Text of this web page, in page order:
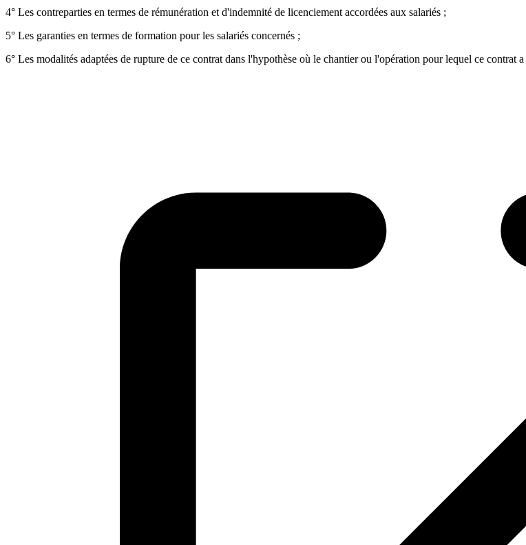
4° Les contreparties en termes de rémunération et d'indemnité de licenciement accordées aux salariés ;
5° Les garanties en termes de formation pour les salariés concernés ;
6° Les modalités adaptées de rupture de ce contrat dans l'hypothèse où le chantier ou l'opération pour lequel ce contrat